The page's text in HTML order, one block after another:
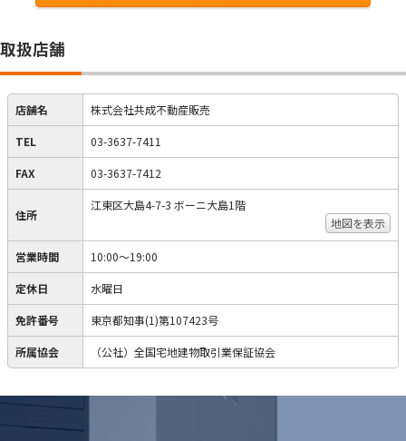
取扱店舗
店舗名 株式会社共成不動産販売
TEL 03-3637-7411
FAX 03-3637-7412
住所
江東区大島4-7-3 ボーニ大島1階
地図を表示
営業時間 10:00～19:00
定休日 水曜日
免許番号 東京都知事(1)第107423号
所属協会 （公社）全国宅地建物取引業保証協会